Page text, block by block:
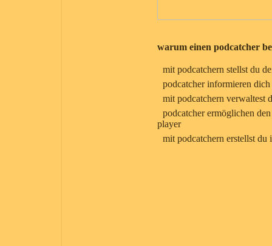
warum einen podcatcher
mit podcatchern stellst du
podcatcher informieren
mit podcatchern verwaltest
podcatcher ermöglichen
player
mit podcatchern erstellst du